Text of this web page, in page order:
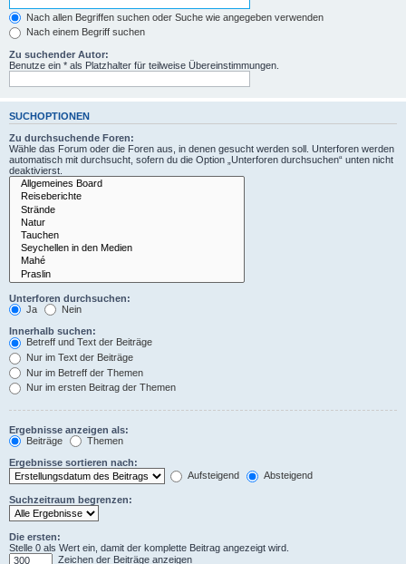
Nach allen Begriffen suchen oder Suche wie angegeben verwenden
Nach einem Begriff suchen
Zu suchender Autor:
Benutze ein * als Platzhalter für teilweise Übereinstimmungen.
SUCHOPTIONEN
Zu durchsuchende Foren:
Wähle das Forum oder die Foren aus, in denen gesucht werden soll. Unterforen werden
automatisch mit durchsucht, sofern du die Option „Unterforen durchsuchen“ unten nicht
deaktivierst.
Unterforen durchsuchen:
Ja
Nein
Innerhalb suchen:
Betreff und Text der Beiträge
Nur im Text der Beiträge
Nur im Betreff der Themen
Nur im ersten Beitrag der Themen
Ergebnisse anzeigen als:
Beiträge
Themen
Ergebnisse sortieren nach:
Aufsteigend
Absteigend
Suchzeitraum begrenzen:
Die ersten:
Stelle 0 als Wert ein, damit der komplette Beitrag angezeigt wird.
Zeichen der Beiträge anzeigen